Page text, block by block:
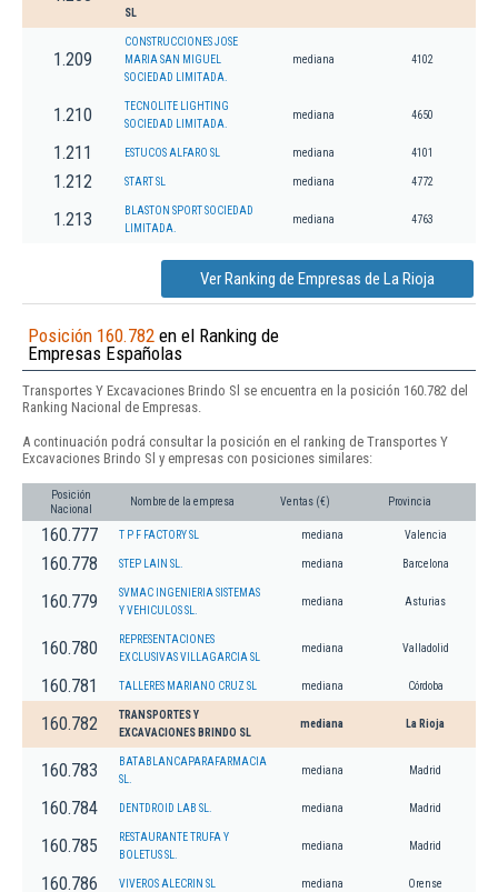
SL
1.209
CONSTRUCCIONES JOSE
MARIA SAN MIGUEL
SOCIEDAD LIMITADA.
mediana 4102
1.210
TECNOLITE LIGHTING
SOCIEDAD LIMITADA.
mediana 4650
1.211 ESTUCOS ALFARO SL mediana 4101
1.212 START SL mediana 4772
1.213
BLASTON SPORT SOCIEDAD
LIMITADA.
mediana 4763
Ver Ranking de Empresas de La Rioja
Posición 160.782 en el Ranking de
Empresas Españolas
Transportes Y Excavaciones Brindo Sl se encuentra en la posición 160.782 del
Ranking Nacional de Empresas.
A continuación podrá consultar la posición en el ranking de Transportes Y
Excavaciones Brindo Sl y empresas con posiciones similares:
Posición
Nacional
Nombre de la empresa Ventas (€) Provincia
160.777 T P F FACTORY SL mediana Valencia
160.778 STEP LAIN SL. mediana Barcelona
160.779
SVMAC INGENIERIA SISTEMAS
Y VEHICULOS SL.
mediana Asturias
160.780
REPRESENTACIONES
EXCLUSIVAS VILLAGARCIA SL
mediana Valladolid
160.781 TALLERES MARIANO CRUZ SL mediana Córdoba
160.782
TRANSPORTES Y
EXCAVACIONES BRINDO SL
mediana La Rioja
160.783
BATABLANCAPARAFARMACIA
SL.
mediana Madrid
160.784 DENTDROID LAB SL. mediana Madrid
160.785
RESTAURANTE TRUFA Y
BOLETUS SL.
mediana Madrid
160.786 VIVEROS ALECRIN SL mediana Orense